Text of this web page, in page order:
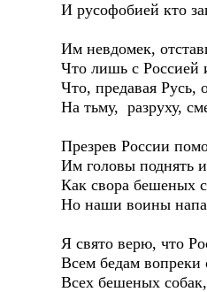
И русофобией кто
Им невдомек,
Что лишь с Россией
Что, предавая Русь,
На тьму, разруху,
Презрев России
Им головы поднять
Как свора бешеных
Но наши воины
Я свято верю, что
Всем бедам вопреки
Всех бешеных